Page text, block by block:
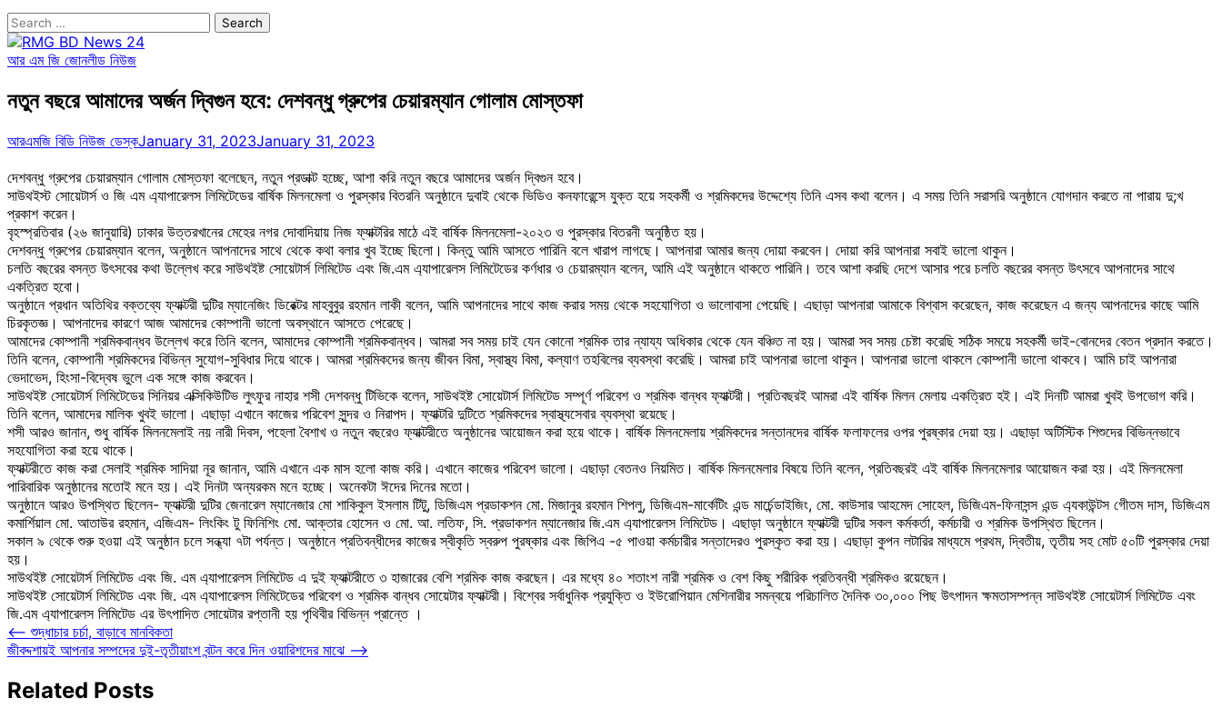
Search
for:
আর এম জি জোনলীড নিউজ
নতুন বছরে আমাদের অর্জন দ্বিগুন হবে: দেশবন্ধু গ্রুপের চেয়ারম্যান গোলাম মোস্তফা
আরএমজি বিডি নিউজ ডেস্কJanuary 31, 2023January 31, 2023
দেশবন্ধু গ্রুপের চেয়ারম্যান গোলাম মোস্তফা বলেছেন, নতুন প্রডাক্ট হচ্ছে, আশা করি নতুন বছরে আমাদের অর্জন দ্বিগুন হবে।
সাউথইস্ট সোয়েটার্স ও জি এম এ্যাপারেলস লিমিটেডের বার্ষিক মিলনমেলা ও পুরস্কার বিতরনি অনুষ্ঠানে দুবাই থেকে ভিডিও কনফারেন্সে যুক্ত হয়ে সহকর্মী ও শ্রমিকদের উদ্দেশ্যে তিনি এসব কথা বলেন। এ সময় তিনি সরাসরি অনুষ্ঠানে যোগদান করতে না পারায় দু;খ
প্রকাশ করেন।
বৃহস্প্রতিবার (২৬ জানুয়ারি) ঢাকার উত্তরখানের মেহের নগর দোবাদিয়ায় নিজ ফ্যাক্টরির মাঠে এই বার্ষিক মিলনমেলা-২০২৩ ও পুরস্কার বিতরনী অনুষ্ঠিত হয়।
দেশবন্ধু গ্রুপের চেয়ারম্যান বলেন, অনুষ্ঠানে আপনাদের সাথে থেকে কথা বলার খুব ইচ্ছে ছিলো। কিন্তু আমি আসতে পারিনি বলে খারাপ লাগছে। আপনারা আমার জন্য দোয়া করবেন। দোয়া করি আপনারা সবাই ভালো থাকুন।
চলতি বছরের বসন্ত উৎসবের কথা উল্লেখ করে সাউথইষ্ট সোয়েটার্স লিমিটেড এবং জি.এম এ্যাপারেলস লিমিটেডের কর্ণধার ও চেয়ারম্যান বলেন, আমি এই অনুষ্ঠানে থাকতে পারিনি। তবে আশা করছি দেশে আসার পরে চলতি বছরের বসন্ত উৎসবে আপনাদের সাথে
একত্রিত হবো।
অনুষ্ঠানে প্রধান অতিথির বক্তব্যে ফ্যাক্টরী দুটির ম্যানেজিং ডিরেক্টর মাহবুবুর রহমান লাকী বলেন, আমি আপনাদের সাথে কাজ করার সময় থেকে সহযোগিতা ও ভালোবাসা পেয়েছি। এছাড়া আপনারা আমাকে বিশ্বাস করেছেন, কাজ করেছেন এ জন্য আপনাদের কাছে আমি
চিরকৃতজ্ঞ। আপনাদের কারণে আজ আমাদের কোম্পানী ভালো অবস্থানে আসতে পেরেছে।
আমাদের কোম্পানী শ্রমিকবান্ধব উল্লেখ করে তিনি বলেন, আমাদের কোম্পানী শ্রমিকবান্ধব। আমরা সব সময় চাই যেন কোনো শ্রমিক তার ন্যায্য অধিকার থেকে যেন বঞ্চিত না হয়। আমরা সব সময় চেষ্টা করেছি সঠিক সময়ে সহকর্মী ভাই-বোনদের বেতন প্রদান করতে।
তিনি বলেন, কোম্পানী শ্রমিকদের বিভিন্ন সুযোগ-সুবিধার দিয়ে থাকে। আমরা শ্রমিকদের জন্য জীবন বিমা, স্বাস্থ্য বিমা, কল্যাণ তহবিলের ব্যবস্থা করেছি। আমরা চাই আপনারা ভালো থাকুন। আপনারা ভালো থাকলে কোম্পানী ভালো থাকবে। আমি চাই আপনারা
ভেদাভেদ, হিংসা-বিদ্বেষ ভুলে এক সঙ্গে কাজ করবেন।
সাউথইষ্ট সোয়েটার্স লিমিটেডের সিনিয়র এক্সিকিউটিভ লুৎফুর নাহার শসী দেশবন্ধু টিভিকে বলেন, সাউথইষ্ট সোয়েটার্স লিমিটেড সম্পূর্ণ পরিবেশ ও শ্রমিক বান্ধব ফ্যাক্টরী। প্রতিবছরই আমরা এই বার্ষিক মিলন মেলায় একত্রিত হই। এই দিনটি আমরা খুবই উপভোগ করি।
তিনি বলেন, আমাদের মালিক খুবই ভালো। এছাড়া এখানে কাজের পরিবেশ সুন্দর ও নিরাপদ। ফ্যাক্টরি দুটিতে শ্রমিকদের স্বাস্থ্যসেবার ব্যবস্থা রয়েছে।
শসী আরও জানান, শুধু বার্ষিক মিলনমেলাই নয় নারী দিবস, পহেলা বৈশাখ ও নতুন বছরেও ফ্যাক্টরীতে অনুষ্ঠানের আয়োজন করা হয়ে থাকে। বার্ষিক মিলনমেলায় শ্রমিকদের সন্তানদের বার্ষিক ফলাফলের ওপর পুরষ্কার দেয়া হয়। এছাড়া অটিস্টিক শিশুদের বিভিন্নভাবে
সহযোগিতা করা হয়ে থাকে।
ফ্যাক্টরীতে কাজ করা সেলাই শ্রমিক সাদিয়া নূর জানান, আমি এখানে এক মাস হলো কাজ করি। এখানে কাজের পরিবেশ ভালো। এছাড়া বেতনও নিয়মিত। বার্ষিক মিলনমেলার বিষয়ে তিনি বলেন, প্রতিবছরই এই বার্ষিক মিলনমেলার আয়োজন করা হয়। এই মিলনমেলা
পারিবারিক অনুষ্ঠানের মতোই মনে হয়। এই দিনটা অন্যরকম মনে হচ্ছে। অনেকটা ঈদের দিনের মতো।
অনুষ্ঠানে আরও উপস্থিত ছিলেন- ফ্যাক্টরী দুটির জেনারেল ম্যানেজার মো শাকিকুল ইসলাম টিটু, ডিজিএম প্রডাকশন মো. মিজানুর রহমান শিপলু, ডিজিএম-মার্কেটিং এন্ড মার্চেন্ডাইজিং, মো. কাউসার আহমেদ সোহেল, ডিজিএম-ফিনাসন্স এন্ড এ্যকাউন্টস গেীতম দাস, ডিজিএম
কমার্শিয়াল মো. আতাউর রহমান, এজিএম- লিংকিং টু ফিনিশিং মো. আক্তার হোসেন ও মো. আ. লতিফ, সি. প্রডাকশন ম্যানেজার জি.এম এ্যাপারেলস লিমিটেড। এছাড়া অনুষ্ঠানে ফ্যাক্টরী দুটির সকল কর্মকর্তা, কর্মচারী ও শ্রমিক উপস্থিত ছিলেন।
সকাল ৯ থেকে শুরু হওয়া এই অনুষ্ঠান চলে সন্ধ্যা ৭টা পর্যন্ত। অনুষ্ঠানে প্রতিবন্ধীদের কাজের স্বীকৃতি স্বরুপ পুরষ্কার এবং জিপিএ -৫ পাওয়া কর্মচারীর সন্তাদেরও পুরস্কৃত করা হয়। এছাড়া কুপন লটারির মাধ্যমে প্রথম, দ্বিতীয়, তৃতীয় সহ মোট ৫০টি পুরস্কার দেয়া
হয়।
সাউথইষ্ট সোয়েটার্স লিমিটেড এবং জি. এম এ্যাপারেলস লিমিটেড এ দুই ফ্যাক্টরীতে ৩ হাজারের বেশি শ্রমিক কাজ করছেন। এর মধ্যে ৪০ শতাংশ নারী শ্রমিক ও বেশ কিছু শরীরিক প্রতিবন্ধী শ্রমিকও রয়েছেন।
সাউথইষ্ট সোয়েটার্স লিমিটেড এবং জি. এম এ্যাপারেলস লিমিটেডের পরিবেশ ও শ্রমিক বান্ধব সোয়েটার ফ্যাক্টরী। বিশ্বের সর্বাধুনিক প্রযুক্তি ও ইউরোপিয়ান মেশিনারীর সমন্বয়ে পরিচালিত দৈনিক ৩০,০০০ পিছ উৎপাদন ক্ষমতাসম্পন্ন সাউথইষ্ট সোয়েটার্স লিমিটেড এবং
জি.এম এ্যাপারেলস লিমিটেড এর উৎপাদিত সোয়েটার রপ্তানী হয় পৃথিবীর বিভিন্ন প্রান্তে ।
Post
navigation
⟵ শুদ্ধাচার চর্চা, বাড়াবে মানবিকতা
জীবদ্দশায়ই আপনার সম্পদের দুই-তৃতীয়াংশ বন্টন করে দিন ওয়ারিশদের মাঝে ⟶
Related Posts